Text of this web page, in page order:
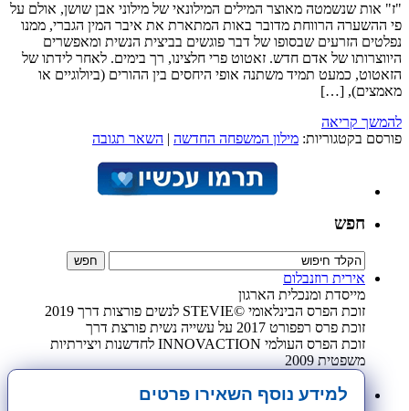
"ז" אות שנשמטה מאוצר המילים המילונאי של מילוני אבן שושן, אולם על
פי ההשערה הרווחת מדובר באות המתארת את איבר המין הגברי, ממנו
נפלטים הזרעים שבסופו של דבר פוגשים בביצית הנשית ומאפשרים
היווצרותו של אדם חדש. זאטוט פרי חלצינו, רך בימים. לאחר לידתו של
הזאטוט, כמעט תמיד משתנה אופי היחסים בין ההורים (ביולוגיים או
מאמצים), […]
להמשך קריאה
פורסם בקטגוריות: מילון המשפחה החדשה | השאר תגובה
חפש
אירית רוזנבלום
מייסדת ומנכלית הארגון
זוכת הפרס הבינלאומי ©STEVIE לנשים פורצות דרך 2019
זוכת פרס רפפורט 2017 על עשייה נשית פורצת דרך
זוכת הפרס העולמי INNOVACTION לחדשנות ויצירתיות
משפטית 2009
למידע נוסף השאירו פרטים